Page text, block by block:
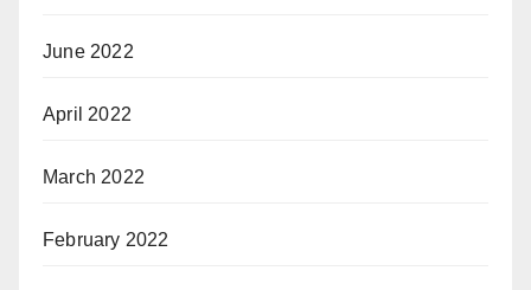
June 2022
April 2022
March 2022
February 2022